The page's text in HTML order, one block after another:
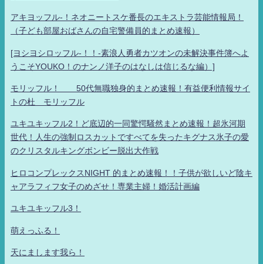
アキヨッフル-！ネオニートスケ番長のエキストラ芸能情報局！
（子ども部屋おばさんの自宅警備員的まとめ速報）
[ヨシヨシロッフル-！！-素浪人勇者カツオンの未解決事件簿へよ
うこそYOUKO！のナンノ洋子のはなしは信じるな編）]
モリッフル！ 50代無職独身的まとめ速報！有益便利情報サイ
トの杜 モリッフル
ユキユキッフル2！ど底辺的一同驚愕騒然まとめ速報！超氷河期
世代！人生の強制ロスカットですべてを失ったキグナス氷子の愛
のクリスタルキングボンビー脱出大作戦
ヒロコンプレックスNIGHT 的まとめ速報！！子供が欲しいど陰キ
ャアラフィフ女子のめざせ！専業主婦！婚活計画編
ユキユキッフル3！
萌えっふる！
天にまします我ら！